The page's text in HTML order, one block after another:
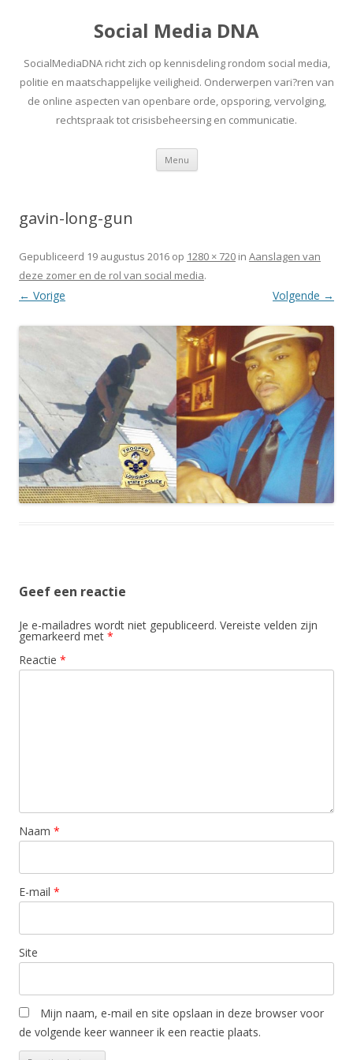
Social Media DNA
SocialMediaDNA richt zich op kennisdeling rondom social media,
politie en maatschappelijke veiligheid. Onderwerpen vari?ren van
de online aspecten van openbare orde, opsporing, vervolging,
rechtspraak tot crisisbeheersing en communicatie.
Menu Spring
inhoud
gavin-long-gun
Gepubliceerd 19 augustus 2016 op 1280 × 720 in Aanslagen van
deze zomer en de rol van social media.
← Vorige Volgende →
Geef een reactie
Je e-mailadres wordt niet gepubliceerd. Vereiste velden zijn
gemarkeerd met *
Reactie *
Naam *
E-mail *
Site
Mijn naam, e-mail en site opslaan in deze browser voor
de volgende keer wanneer ik een reactie plaats.